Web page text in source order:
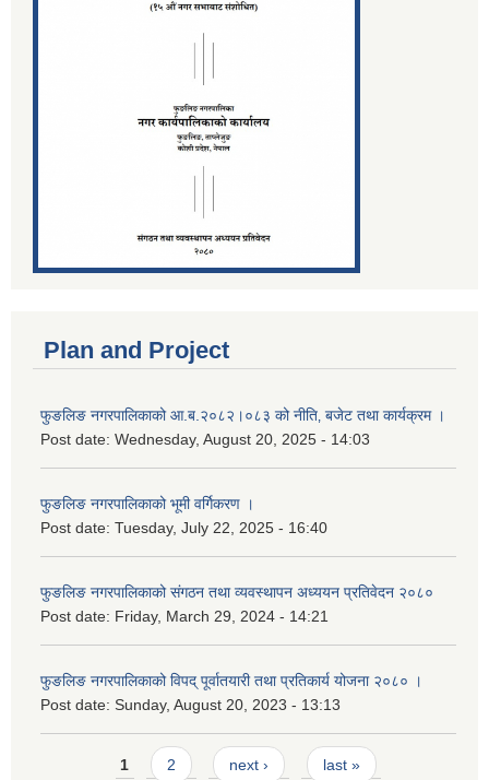
Plan and Project
फुङलिङ नगरपालिकाको आ.ब.२०८२।०८३ को नीति‚ बजेट तथा कार्यक्रम ।
Post date: Wednesday, August 20, 2025 - 14:03
फुङलिङ नगरपालिकाको भूमी वर्गिकरण ।
Post date: Tuesday, July 22, 2025 - 16:40
फुङलिङ नगरपालिकाको संगठन तथा व्यवस्थापन अध्ययन प्रतिवेदन २०८०
Post date: Friday, March 29, 2024 - 14:21
फुङलिङ नगरपालिकाको विपद् पूर्वातयारी तथा प्रतिकार्य योजना २०८० ।
Post date: Sunday, August 20, 2023 - 13:13
Pages1 2 next › last »